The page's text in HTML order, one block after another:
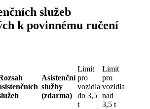
služeb
k povinnému ručení
Asistenční
služby
(zdarma)
Limit
pro
vozidla
do 3,5
t
Limit
pro
vozidla
nad
3,5 t